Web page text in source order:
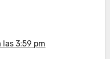
3:59 pm